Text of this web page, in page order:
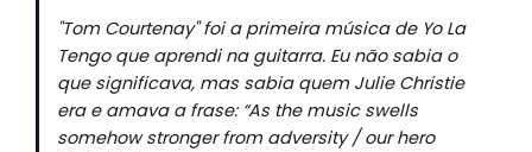
"Tom Courtenay" foi a primeira música de Yo La
Tengo que aprendi na guitarra. Eu não sabia o
que significava, mas sabia quem Julie Christie
era e amava a frase: “As the music swells
somehow stronger from adversity / our hero